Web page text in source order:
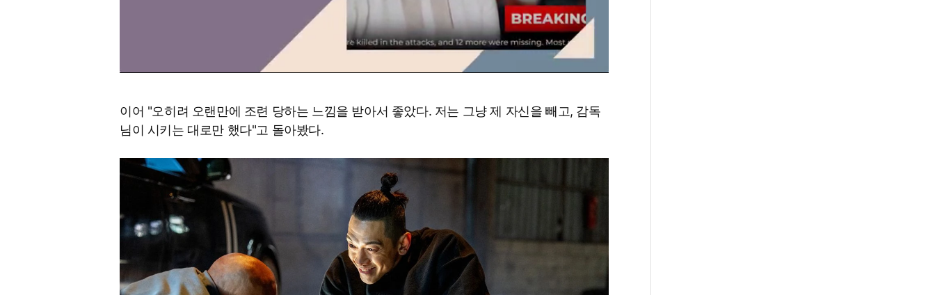
이어 "오히려 오랜만에 조련 당하는 느낌을 받아서 좋았다. 저는 그냥 제 자신을 빼고, 감독
님이 시키는 대로만 했다"고 돌아봤다.